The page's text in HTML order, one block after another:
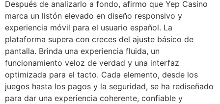
Después de analizarlo a fondo, afirmo que Yep Casino
marca un listón elevado en diseño responsivo y
experiencia móvil para el usuario español. La
plataforma supera con creces del ajuste básico de
pantalla. Brinda una experiencia fluida, un
funcionamiento veloz de verdad y una interfaz
optimizada para el tacto. Cada elemento, desde los
juegos hasta los pagos y la seguridad, se ha rediseñado
para dar una experiencia coherente, confiable y